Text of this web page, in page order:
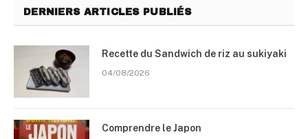
DERNIERS ARTICLES PUBLIÉS
Recette du Sandwich de riz au sukiyaki
04/08/2026
Comprendre le Japon